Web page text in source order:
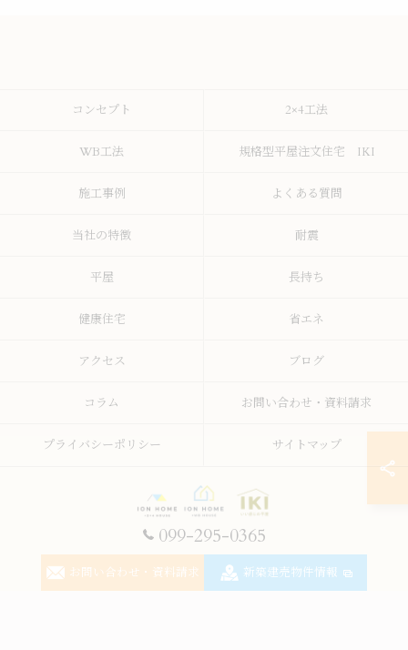
099-295-0365
お問い合わせ・資料請求 新築建売物件情報
コンセプト 2×4工法
WB工法 規格型平屋注文住宅 IKI
施工事例 よくある質問
当社の特徴 耐震
平屋 長持ち
健康住宅 省エネ
アクセス ブログ
コラム お問い合わせ・資料請求
プライバシーポリシー サイトマップ
© 2026 鹿児島の注文住宅なら株式会社イオン・ホーム ALL RIGHTS RESERVED.